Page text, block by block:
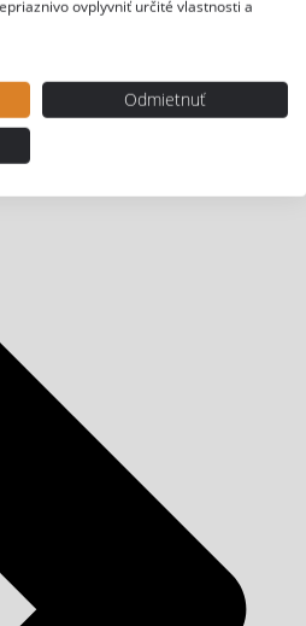
ovplyvniť určité vlastnosti a
Odmietnuť